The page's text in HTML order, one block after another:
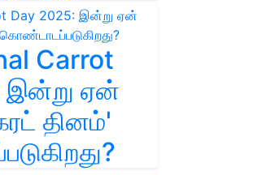
Carrot
இன்று ஏன்
தினம்'